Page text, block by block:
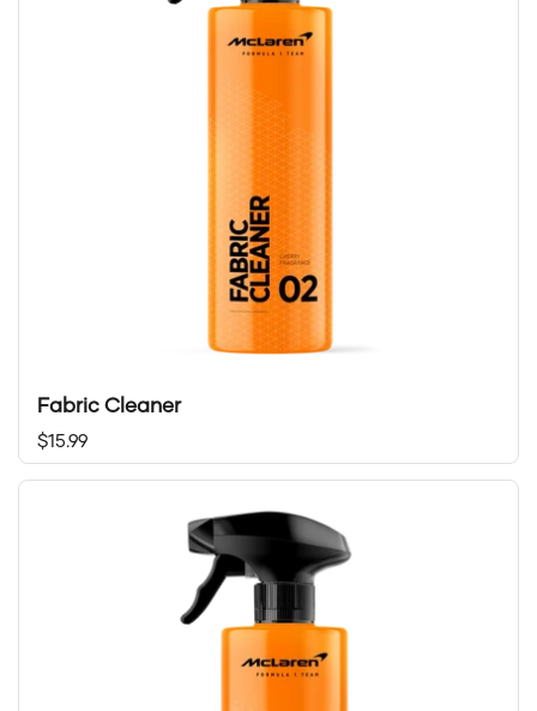
Fabric Cleaner
Prix régulier
$15.99